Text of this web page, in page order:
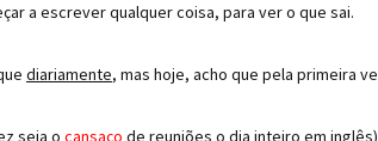
a escrever qualquer coisa, para ver o que sai.
diariamente, mas hoje, acho que pela primeira
seja o cansaço de reuniões o dia inteiro em